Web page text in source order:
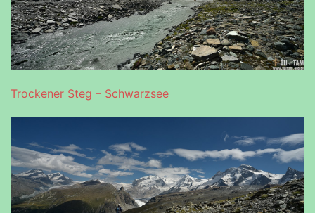
Trockener Steg – Schwarzsee